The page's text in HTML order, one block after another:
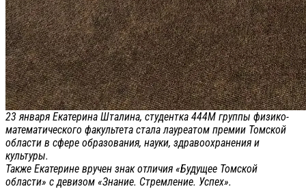
23 января Екатерина Шталина, студентка 444М группы физико-
математического факультета стала лауреатом премии Томской
области в сфере образования, науки, здравоохранения и
культуры.
Также Екатерине вручен знак отличия «Будущее Томской
области» с девизом «Знание. Стремление. Успех».